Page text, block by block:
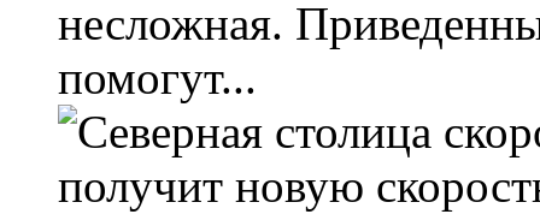
несложная.
помогут...